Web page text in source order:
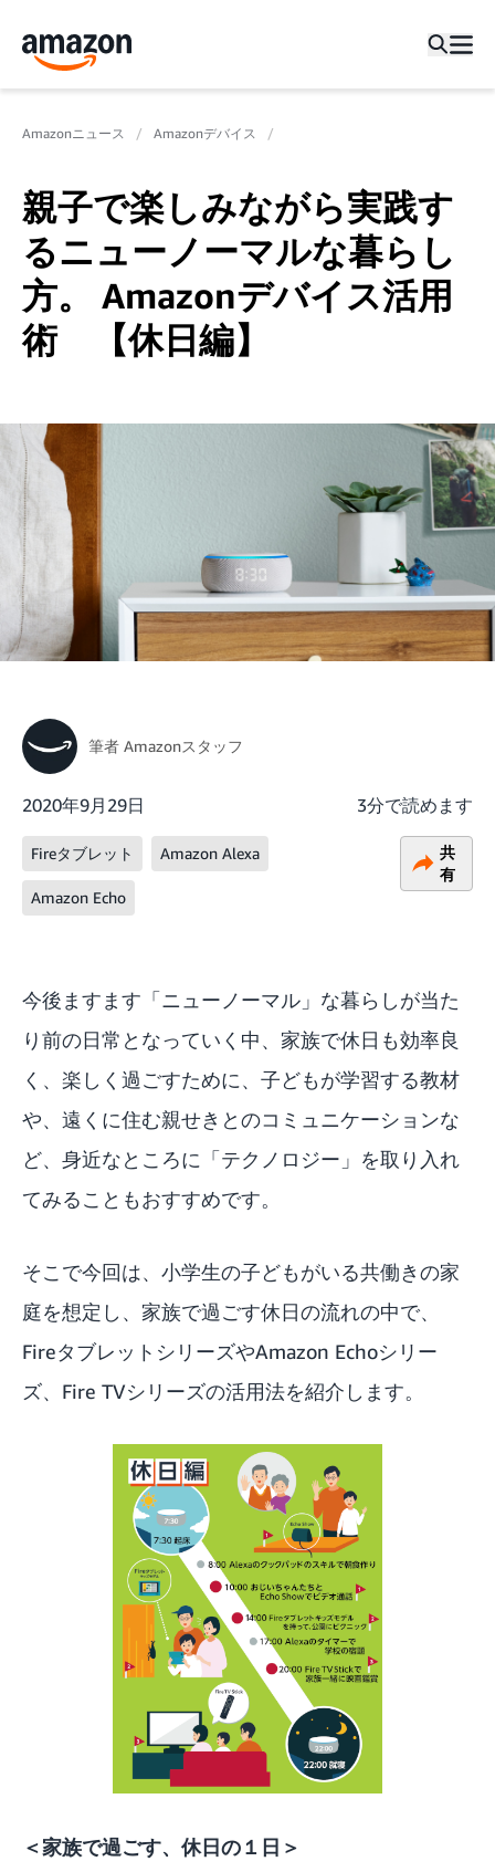
Amazonニュース Amazonデバイス
親子で楽しみながら実践す
るニューノーマルな暮らし
方。 Amazonデバイス活用
術 【休日編】
筆者 Amazonスタッフ
2020年9月29日 3分で読めます
Fireタブレット Amazon Alexa
Amazon Echo
共
有
今後ますます「ニューノーマル」な暮らしが当た
り前の日常となっていく中、家族で休日も効率良
く、楽しく過ごすために、子どもが学習する教材
や、遠くに住む親せきとのコミュニケーションな
ど、身近なところに「テクノロジー」を取り入れ
てみることもおすすめです。
そこで今回は、小学生の子どもがいる共働きの家
庭を想定し、家族で過ごす休日の流れの中で、
FireタブレットシリーズやAmazon Echoシリー
ズ、 Fire TVシリーズの活用法を紹介します。
＜家族で過ごす、休日の１日＞